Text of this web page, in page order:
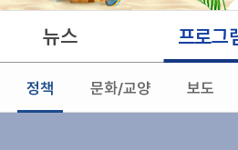
뉴스 프로그
정책 문화/교양 보도